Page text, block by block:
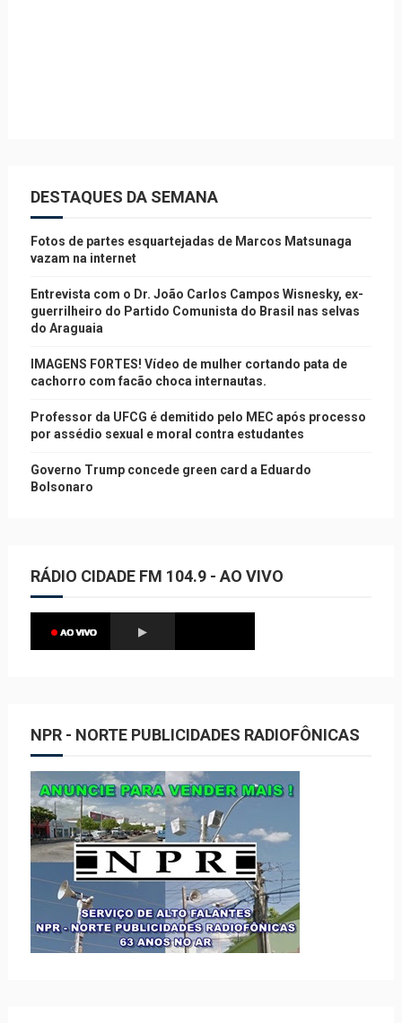
DESTAQUES DA SEMANA
Fotos de partes esquartejadas de Marcos Matsunaga
vazam na internet
Entrevista com o Dr. João Carlos Campos Wisnesky, ex-
guerrilheiro do Partido Comunista do Brasil nas selvas
do Araguaia
IMAGENS FORTES! Vídeo de mulher cortando pata de
cachorro com facão choca internautas.
Professor da UFCG é demitido pelo MEC após processo
por assédio sexual e moral contra estudantes
Governo Trump concede green card a Eduardo
Bolsonaro
RÁDIO CIDADE FM 104.9 - AO VIVO
NPR - NORTE PUBLICIDADES RADIOFÔNICAS